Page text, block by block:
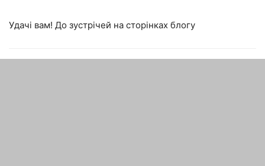
Удачі вам! До зустрічей на сторінках блогу